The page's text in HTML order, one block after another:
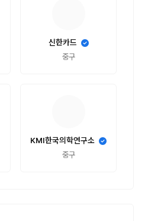
신한카드
중구
KMI한국의학연구소
중구